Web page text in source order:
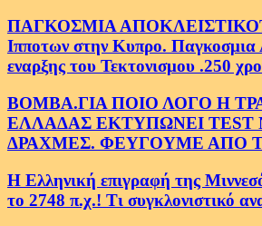
ΠΑΓΚΟΣΜΙΑ
Ιπποτων στην Κυπρο. Παγκοσμια
εναρξης του Τεκτονισμου .250
ΒΟΜΒΑ.ΓΙΑ ΠΟΙΟ ΛΟΓΟ Η
ΕΛΛΑΔΑΣ ΕΚΤΥΠΩΝΕΙ TEST
ΔΡΑΧΜΕΣ. ΦΕΥΓΟΥΜΕ ΑΠΟ
Η Ελληνική επιγραφή της
το 2748 π.χ.! Τι συγκλονιστικό